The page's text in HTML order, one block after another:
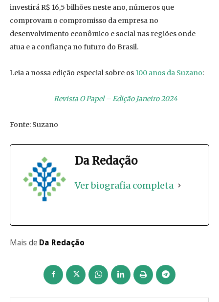
investirá R$ 16,5 bilhões neste ano, números que
comprovam o compromisso da empresa no
desenvolvimento econômico e social nas regiões onde
atua e a confiança no futuro do Brasil.
Leia a nossa edição especial sobre os 100 anos da Suzano:
Revista O Papel – Edição Janeiro 2024
Fonte: Suzano
Da Redação
Ver biografia completa
Mais de Da Redação